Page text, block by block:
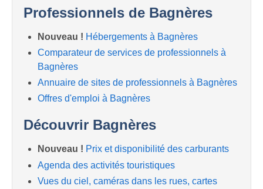
Professionnels de Bagnères
Nouveau ! Hébergements à Bagnères
Comparateur de services de professionnels à
Bagnères
Annuaire de sites de professionnels à Bagnères
Offres d'emploi à Bagnères
Découvrir Bagnères
Nouveau ! Prix et disponibilité des carburants
Agenda des activités touristiques
Vues du ciel, caméras dans les rues, cartes